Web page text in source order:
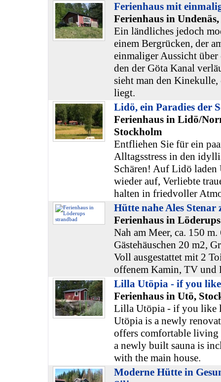
Ferienhaus mit
Ferienhaus in
Ein ländliches jedoch
einem Bergrücken, der
einmaliger Aussicht über
den der Göta Kanal
sieht man den
liegt.
Lidö, ein Paradies der
Ferienhaus in Lidö/
Stockholm
Entfliehen Sie für ein
Alltagsstress in den
Schären! Auf Lidö laden
wieder auf, Verliebte
halten in friedvoller
Hütte nahe Ales Stenar
Ferienhaus in
Nah am Meer, ca. 150
Gästehäuschen 20 m2,
Voll ausgestattet mit 2
offenem Kamin, TV und
Lilla Utöpia - if you
Ferienhaus in Utö,
Lilla Utöpia - if you
Utöpia is a newly
offers comfortable living
a newly built sauna is
with the main house.
Moderne Hütte in